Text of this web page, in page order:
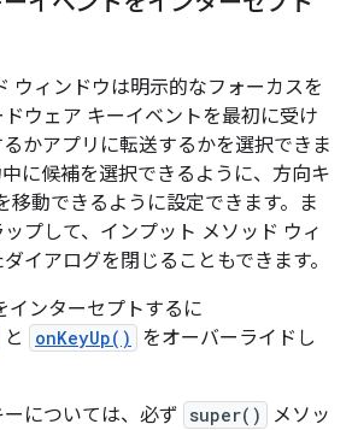
ウィンドウは明示的なフォーカスを
ウェア キーイベントを最初に受け
かアプリに転送するかを選択できま
に候補を選択できるように、方向キ
移動できるように設定できます。ま
プして、インプット メソッド ウィ
イアログを閉じることもできます。
インターセプトするに
と onKeyUp()
をオーバーライドし
については、必ず super()
メソッ